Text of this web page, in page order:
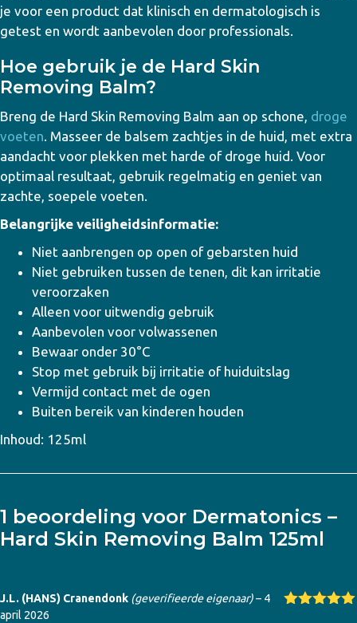
je voor een product dat klinisch en dermatologisch is
getest en wordt aanbevolen door professionals.
Hoe gebruik je de Hard Skin
Removing Balm?
Breng de Hard Skin Removing Balm aan op schone, droge
voeten. Masseer de balsem zachtjes in de huid, met extra
aandacht voor plekken met harde of droge huid. Voor
optimaal resultaat, gebruik regelmatig en geniet van
zachte, soepele voeten.
Belangrijke veiligheidsinformatie:
Niet aanbrengen op open of gebarsten huid
Niet gebruiken tussen de tenen, dit kan irritatie
veroorzaken
Alleen voor uitwendig gebruik
Aanbevolen voor volwassenen
Bewaar onder 30°C
Stop met gebruik bij irritatie of huiduitslag
Vermijd contact met de ogen
Buiten bereik van kinderen houden
Inhoud: 125ml
1 beoordeling voor Dermatonics –
Hard Skin Removing Balm 125ml
J.L. (HANS) Cranendonk (geverifieerde eigenaar)– 4
april 2026